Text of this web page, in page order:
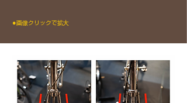
​⚫︎画像クリックで拡大